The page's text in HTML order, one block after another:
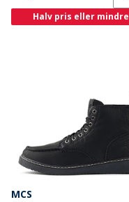
Halv pris eller mindre
MCS